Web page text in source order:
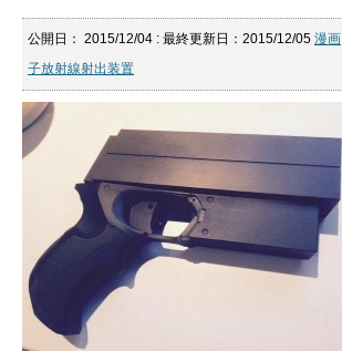
公開日： 2015/12/04 : 最終更新日：2015/12/05 漫画
子放射線射出装置